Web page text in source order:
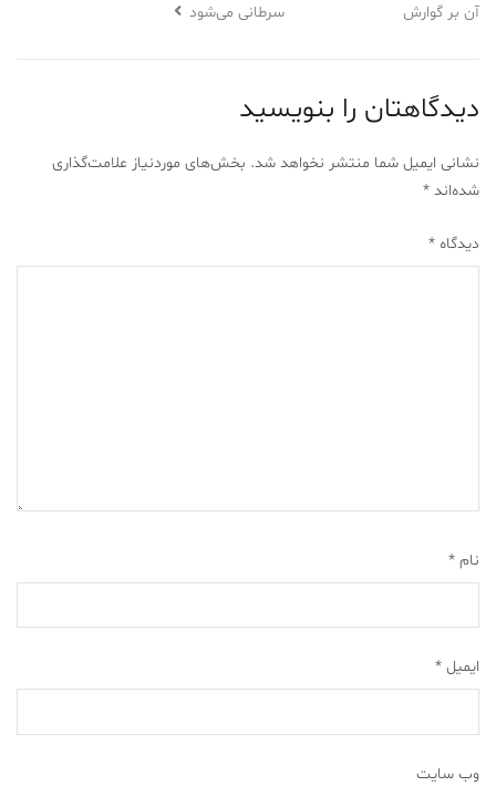
آن بر گوارش
سرطانی می‌شود
دیدگاهتان را بنویسید
نشانی ایمیل شما منتشر نخواهد شد. بخش‌های موردنیاز علامت‌گذاری
شده‌اند *
دیدگاه *
نام *
ایمیل *
وب‌ سایت